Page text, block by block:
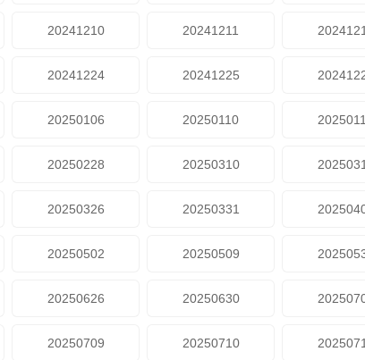
20241210 20241211
20241224 20241225
20250106 20250110
20250228 20250310
20250326 20250331
20250502 20250509
20250626 20250630
20250709 20250710